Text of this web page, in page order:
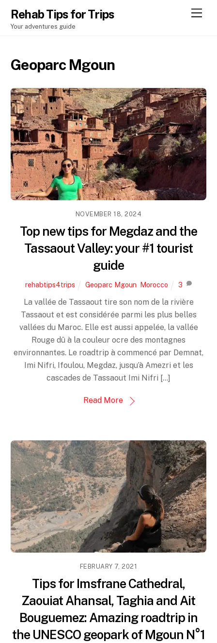
Rehab Tips for Trips
Your adventures guide
Geoparc Mgoun
NOVEMBER 18, 2024
Top new tips for Megdaz and the
Tassaout Valley: your #1 tourist
guide
rehabtips4trips Geoparc Mgoun Morocco 3
La vallée de Tassaout tire son nom de la rivière
Tassaout et est considérée parmi les plus belles
vallées du Maroc. Elle est aussi appelée, la vallée
Rouge dû à la couleur ocre des montagnes
environnantes. Le roadtrip à commencé par Demnat,
Imi Nifri, Ifoulou, Megdaz, jusqu’à Amezri et les
cascades de Tassaout Imi Nifri […]
Read More
FEBRUARY 7, 2021
Tips for Imsfrane Cathedral,
Zaouiat Ahansal, Taghia and Ait
Bouguemez: Amazing roadtrip in
the UNESCO geopark of Mgoun N°1